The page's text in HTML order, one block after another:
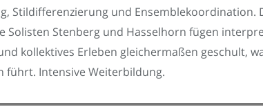
Stildifferenzierung und Ensemblekoordination.
Stenberg und Hasselhorn fügen
kollektives Erleben gleichermaßen geschult,
führt. Intensive Weiterbildung.